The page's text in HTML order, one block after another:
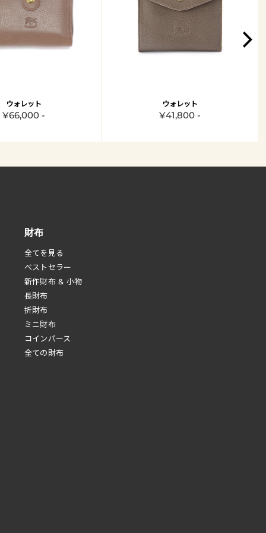
ウォレット
¥66,000 -
ウォレット
¥41,800 -
財布
全てを見る
べストセラー
新作財布 & 小物
長財布
折財布
ミニ財布
コインパース
全ての財布